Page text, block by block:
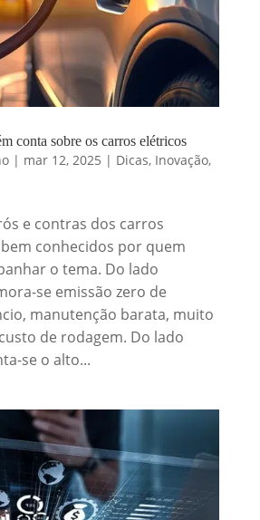
conta sobre os carros elétricos
| mar 12, 2025 | Dicas, Inovação,
e contras dos carros
conhecidos por quem
o tema. Do lado
se emissão zero de
manutenção barata, muito
de rodagem. Do lado
se o alto...